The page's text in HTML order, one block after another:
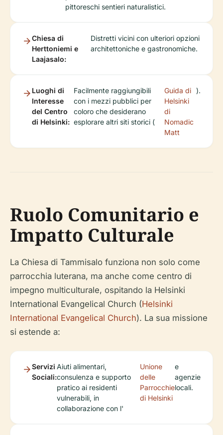
pittoreschi sentieri naturalistici.
Chiesa di
Herttoniemi e
Laajasalo:
Distretti vicini con ulteriori opzioni
architettoniche e gastronomiche.
Luoghi di
Interesse
del Centro
di Helsinki:
Facilmente raggiungibili
con i mezzi pubblici per
coloro che desiderano
esplorare altri siti storici (
Guida di
Helsinki
di
Nomadic
Matt
).
Ruolo Comunitario e
Impatto Culturale
La Chiesa di Tammisalo funziona non solo come
parrocchia luterana, ma anche come centro di
impegno multiculturale, ospitando la Helsinki
International Evangelical Church (Helsinki
International Evangelical Church). La sua missione
si estende a:
Servizi
Sociali:
Aiuti alimentari,
consulenza e supporto
pratico ai residenti
vulnerabili, in
collaborazione con l'
Unione
delle
Parrocchie
di Helsinki
e
agenzie
locali.